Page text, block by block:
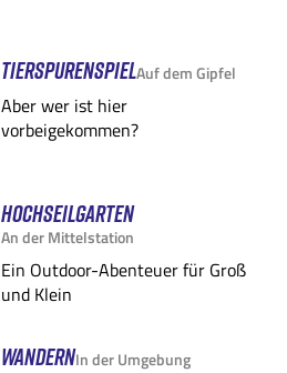
TIERSPURENSPIELAuf dem Gipfel
Aber wer ist hier
vorbeigekommen?
HOCHSEILGARTEN
An der Mittelstation
Ein Outdoor-Abenteuer für Groß
und Klein
WANDERNIn der Umgebung